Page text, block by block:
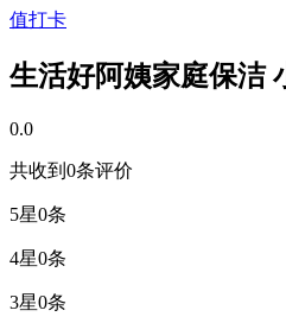
值打卡
生活好阿姨家庭保洁
0.0
共收到0条评价
5星0条
4星0条
3星0条